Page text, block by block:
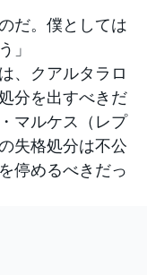
だ。僕としては
」
、クアルタラロ
分を出すべきだ
マルケス（レプ
失格処分は不公
停めるべきだっ